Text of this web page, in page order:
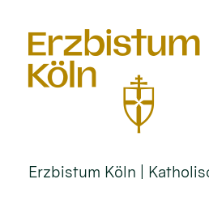
Erzbistum Köln |